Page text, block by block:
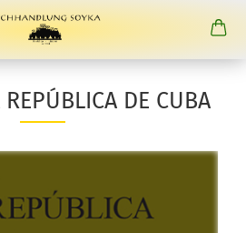
REPÚBLICA DE CUBA